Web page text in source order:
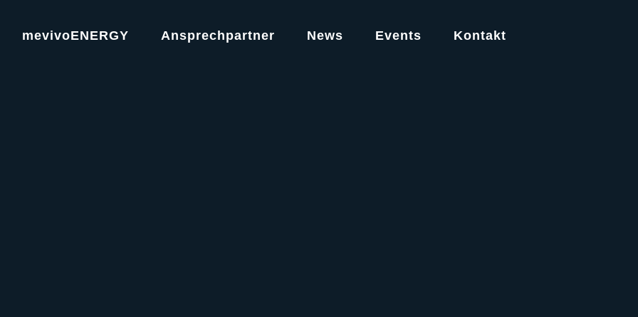
mevivoENERGY Ansprechpartner News Events Kontakt